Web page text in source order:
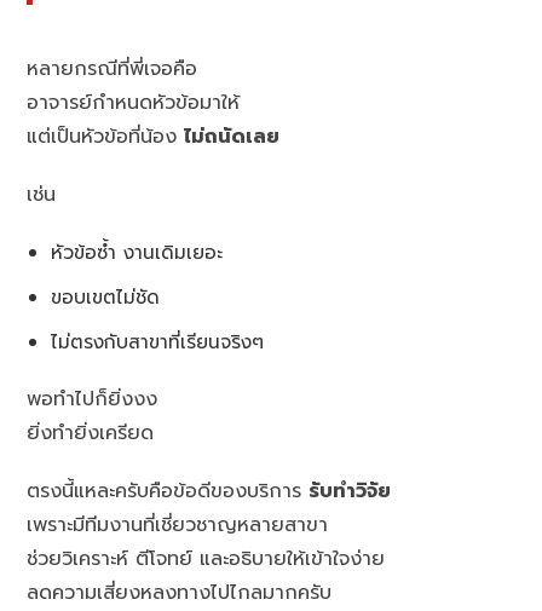
หลายกรณีที่พี่เจอคือ
อาจารย์กำหนดหัวข้อมาให้
แต่เป็นหัวข้อที่น้องไม่ถนัดเลย
เช่น
หัวข้อซ้ำ งานเดิมเยอะ
ขอบเขตไม่ชัด
ไม่ตรงกับสาขาที่เรียนจริงๆ
พอทำไปก็ยิ่งงง
ยิ่งทำยิ่งเครียด
ตรงนี้แหละครับคือข้อดีของบริการ รับทำวิจัย
เพราะมีทีมงานที่เชี่ยวชาญหลายสาขา
ช่วยวิเคราะห์ ตีโจทย์ และอธิบายให้เข้าใจง่าย
ลดความเสี่ยงหลงทางไปไกลมากครับ